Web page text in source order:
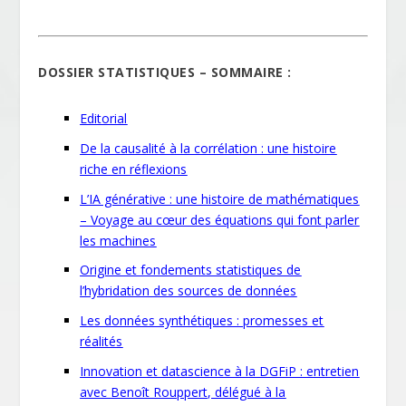
DOSSIER STATISTIQUES – SOMMAIRE :
Editorial
De la causalité à la corrélation : une histoire
riche en réflexions
L’IA générative : une histoire de mathématiques
– Voyage au cœur des équations qui font parler
les machines
Origine et fondements statistiques de
l’hybridation des sources de données
Les données synthétiques : promesses et
réalités
Innovation et datascience à la DGFiP : entretien
avec Benoît Rouppert, délégué à la